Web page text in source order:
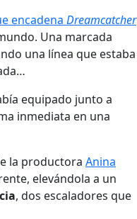
encadena Dreamcatcher
Una marcada
una línea que estaba
equipado junto a
inmediata en una
la productora Anina
elevándola a un
, dos escaladores que